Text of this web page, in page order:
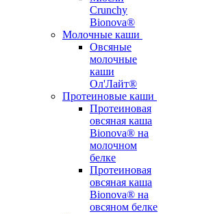
Crunchy
Bionova®
Молочные каши
Овсяные
молочные
каши
Ол'Лайт®
Протеиновые каши
Протеиновая
овсяная каша
Bionova® на
молочном
белке
Протеиновая
овсяная каша
Bionova® на
овсяном белке